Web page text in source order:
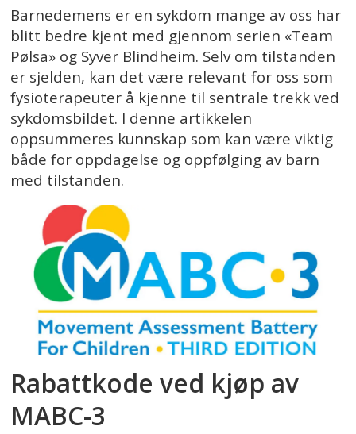
Barnedemens er en sykdom mange av oss har
blitt bedre kjent med gjennom serien «Team
Pølsa» og Syver Blindheim. Selv om tilstanden
er sjelden, kan det være relevant for oss som
fysioterapeuter å kjenne til sentrale trekk ved
sykdomsbildet. I denne artikkelen
oppsummeres kunnskap som kan være viktig
både for oppdagelse og oppfølging av barn
med tilstanden.
Rabattkode ved kjøp av
MABC-3